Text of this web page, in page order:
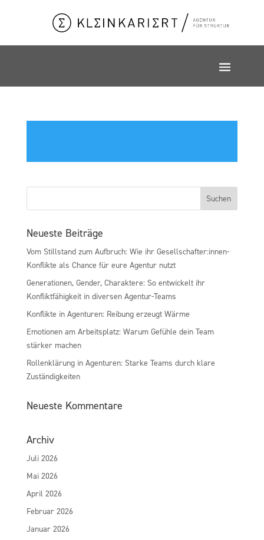
Neueste Beiträge
Vom Stillstand zum Aufbruch: Wie ihr Gesellschafter:innen-
Konflikte als Chance für eure Agentur nutzt
Generationen, Gender, Charaktere: So entwickelt ihr
Konfliktfähigkeit in diversen Agentur-Teams
Konflikte in Agenturen: Reibung erzeugt Wärme
Emotionen am Arbeitsplatz: Warum Gefühle dein Team
stärker machen
Rollenklärung in Agenturen: Starke Teams durch klare
Zuständigkeiten
Neueste Kommentare
Archiv
Juli 2026
Mai 2026
April 2026
Februar 2026
Januar 2026